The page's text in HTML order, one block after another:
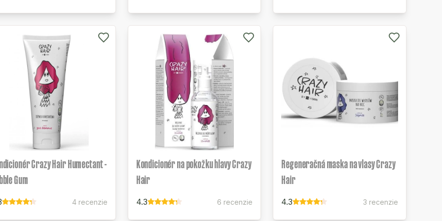
Crazy Hair Humectant -
Gum
4 recenzie
Kondicionér na pokožku hlavy Crazy
Hair
4.3 6 recenzie
Regeneračná maska na vlasy Crazy
Hair
4.3 3 recenzie